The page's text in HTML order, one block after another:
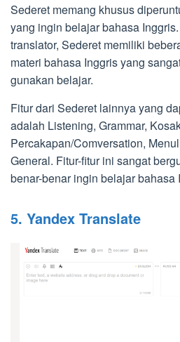
Sederet memang khusus
yang ingin belajar bahasa
translator, Sederet memiliki
materi bahasa Inggris yang
gunakan belajar.
Fitur dari Sederet lainnya yang
adalah Listening, Grammar,
Percakapan/Comversation,
General. Fitur-fitur ini sangat
benar-benar ingin belajar bahasa
5. Yandex Translate